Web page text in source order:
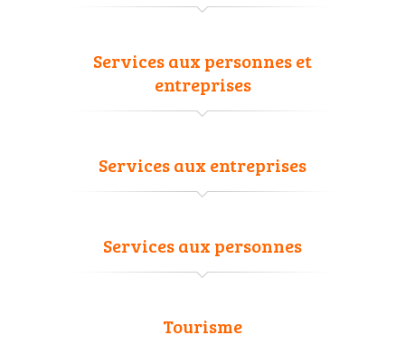
Services aux personnes et
entreprises
Services aux entreprises
Services aux personnes
Tourisme